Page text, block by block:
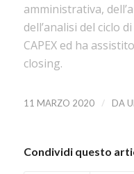
amministrativa,
dell’analisi del ciclo
CAPEX ed ha
closing.
11 MARZO 2020 / DA
Condividi questo